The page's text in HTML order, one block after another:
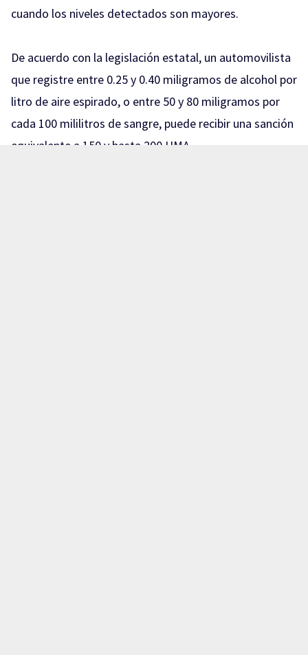
cuando los niveles detectados son mayores.
De acuerdo con la legislación estatal, un automovilista
que registre entre 0.25 y 0.40 miligramos de alcohol por
litro de aire espirado, o entre 50 y 80 miligramos por
cada 100 mililitros de sangre, puede recibir una sanción
equivalente a 150 y hasta 200 UMA.